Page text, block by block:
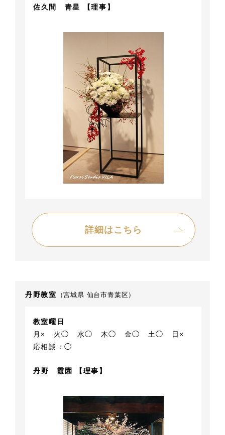
佐久間 青星 【理事】
詳細はこちら
丹野教室 （宮城県 仙台市青葉区）
教室曜日
月×
火◯ 水◯ 木◯ 金◯ 土◯
日×
応相談：◯
丹野 霞園 【理事】